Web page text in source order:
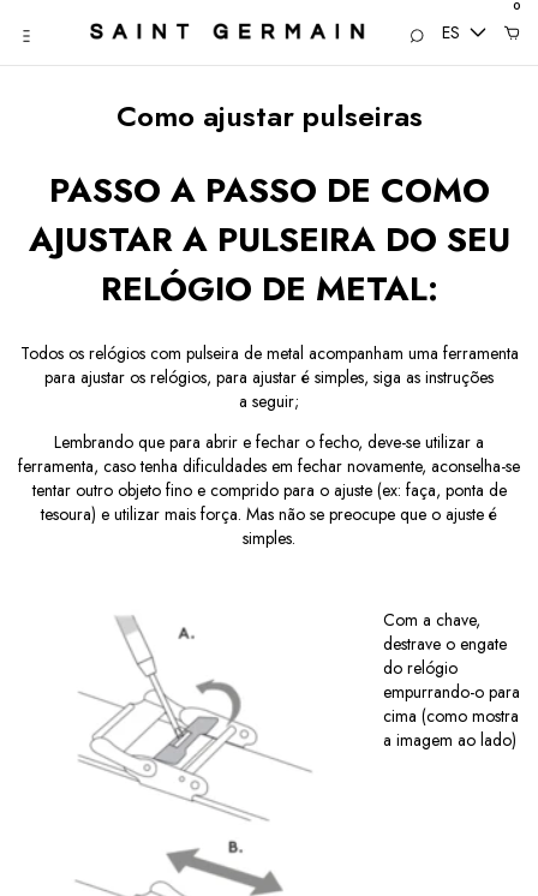
ES
0
Como ajustar pulseiras
PASSO A PASSO DE COMO
AJUSTAR A PULSEIRA DO SEU
RELÓGIO DE METAL:
Todos os relógios com pulseira de metal acompanham uma ferramenta
para ajustar os relógios, para ajustar é simples, siga as instruções
a seguir;
Lembrando que para abrir e fechar o fecho, deve-se utilizar a
ferramenta, caso tenha dificuldades em fechar novamente, aconselha-se
tentar outro objeto fino e comprido para o ajuste (ex: faça, ponta de
tesoura) e utilizar mais força. Mas não se preocupe que o ajuste é
simples.
Com a chave,
destrave o engate
do relógio
empurrando-o para
cima (como mostra
a imagem ao lado)